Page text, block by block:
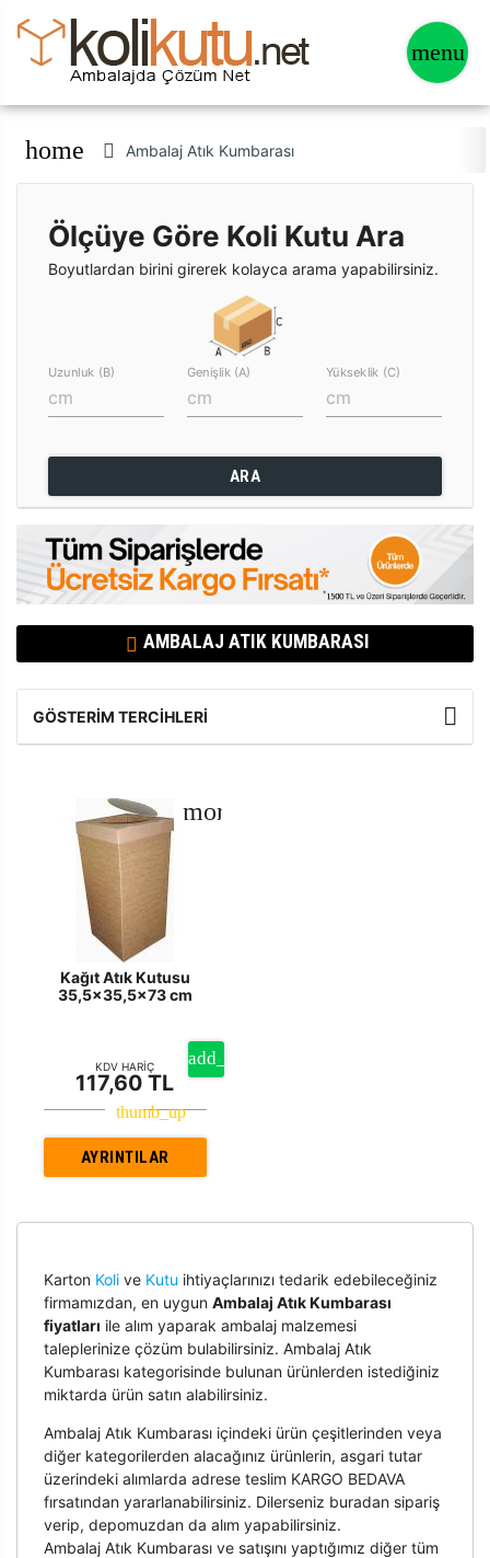
home Ambalaj Atık Kumbarası
Ölçüye Göre Koli Kutu Ara
Boyutlardan birini girerek kolayca arama yapabilirsiniz.
Uzunluk (B) Genişlik (A) Yükseklik (C)
ARA
AMBALAJ ATIK KUMBARASI
GÖSTERIM TERCIHLERI
Kağıt Atık Kutusu
35,5x35,5x73 cm
KDV HARİÇ
117,60 TL
AYRINTILAR
Karton Kolive Kutu ihtiyaçlarınızı tedarik edebileceğiniz
firmamızdan, en uygun Ambalaj Atık Kumbarası
fiyatları ile alım yaparak ambalaj malzemesi
taleplerinize çözüm bulabilirsiniz. Ambalaj Atık
Kumbarası kategorisinde bulunan ürünlerden istediğiniz
miktarda ürün satın alabilirsiniz.
Ambalaj Atık Kumbarası içindeki ürün çeşitlerinden veya
diğer kategorilerden alacağınız ürünlerin, asgari tutar
üzerindeki alımlarda adrese teslim KARGO BEDAVA
fırsatından yararlanabilirsiniz. Dilerseniz buradan sipariş
verip, depomuzdan da alım yapabilirsiniz.
Ambalaj Atık Kumbarası ve satışını yaptığımız diğer tüm